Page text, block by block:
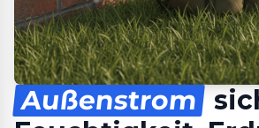
Außenstrom